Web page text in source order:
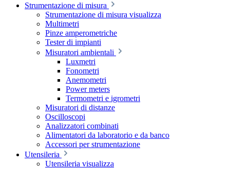
Strumentazione di misura
Strumentazione di misura visualizza
Multimetri
Pinze amperometriche
Tester di impianti
Misuratori ambientali
Luxmetri
Fonometri
Anemometri
Power meters
Termometri e igrometri
Misuratori di distanze
Oscilloscopi
Analizzatori combinati
Alimentatori da laboratorio e da banco
Accessori per strumentazione
Utensileria
Utensileria visualizza